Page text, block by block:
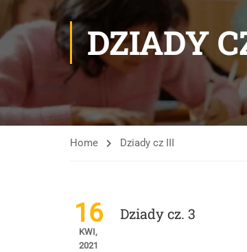
DZIADY
Home Dziady cz III
16
KWI,
2021
Dziady cz. 3